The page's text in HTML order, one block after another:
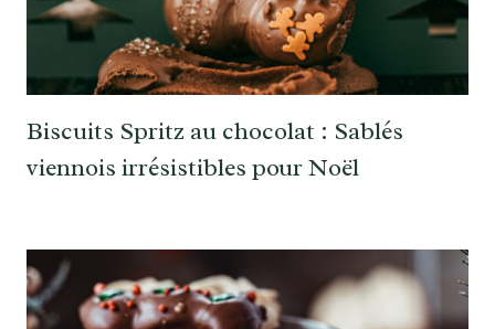
Biscuits Spritz au chocolat : Sablés
viennois irrésistibles pour Noël